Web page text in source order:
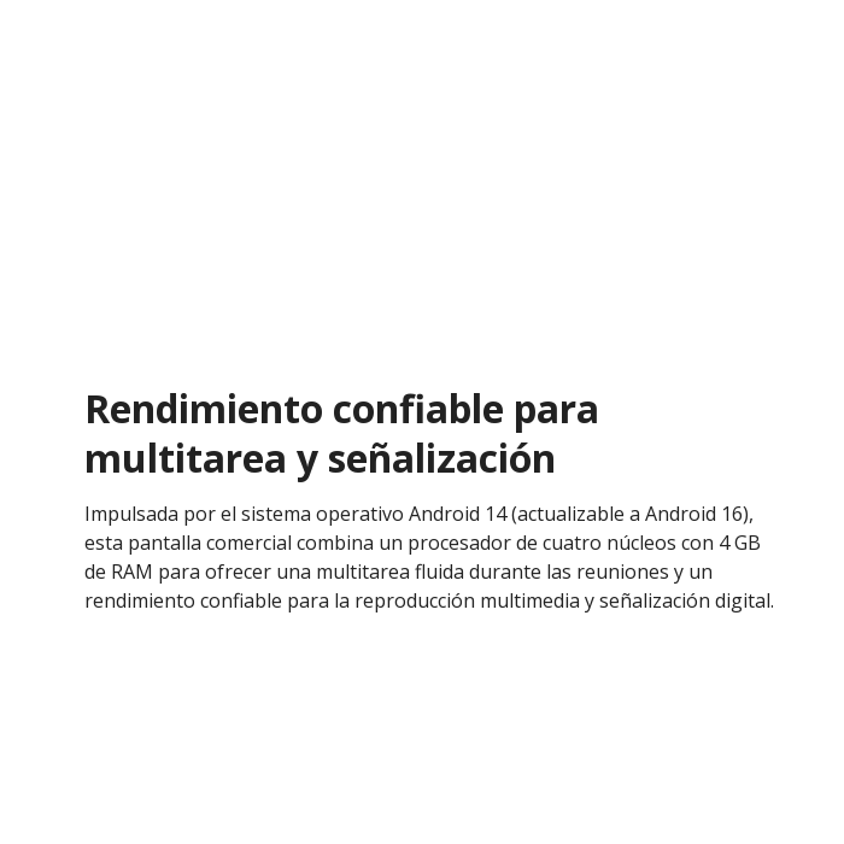
Rendimiento confiable para
multitarea y señalización
Impulsada por el sistema operativo Android 14 (actualizable a Android 16),
esta pantalla comercial combina un procesador de cuatro núcleos con 4 GB
de RAM para ofrecer una multitarea fluida durante las reuniones y un
rendimiento confiable para la reproducción multimedia y señalización digital.